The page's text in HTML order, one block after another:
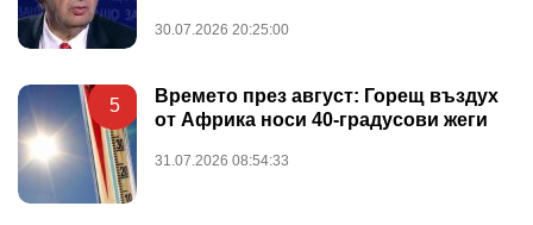
30.07.2026 20:25:00
5
Времето през август: Горещ въздух
от Африка носи 40-градусови жеги
31.07.2026 08:54:33